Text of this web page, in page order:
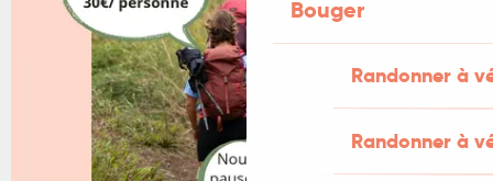
Bouger
Randonner à
Randonner à